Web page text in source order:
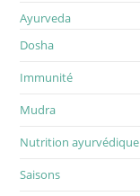
Ayurveda
Dosha
Immunité
Mudra
Nutrition ayurvédique
Saisons